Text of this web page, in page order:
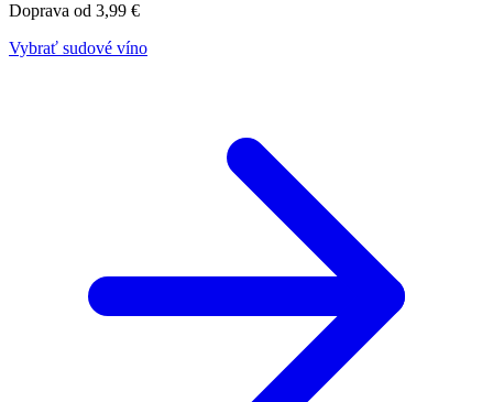
Doprava od 3,99 €
Vybrať sudové víno